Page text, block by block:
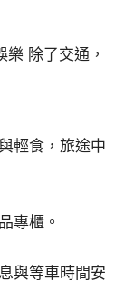
除了交通，
輕食，旅途中
專櫃。
與等車時間安